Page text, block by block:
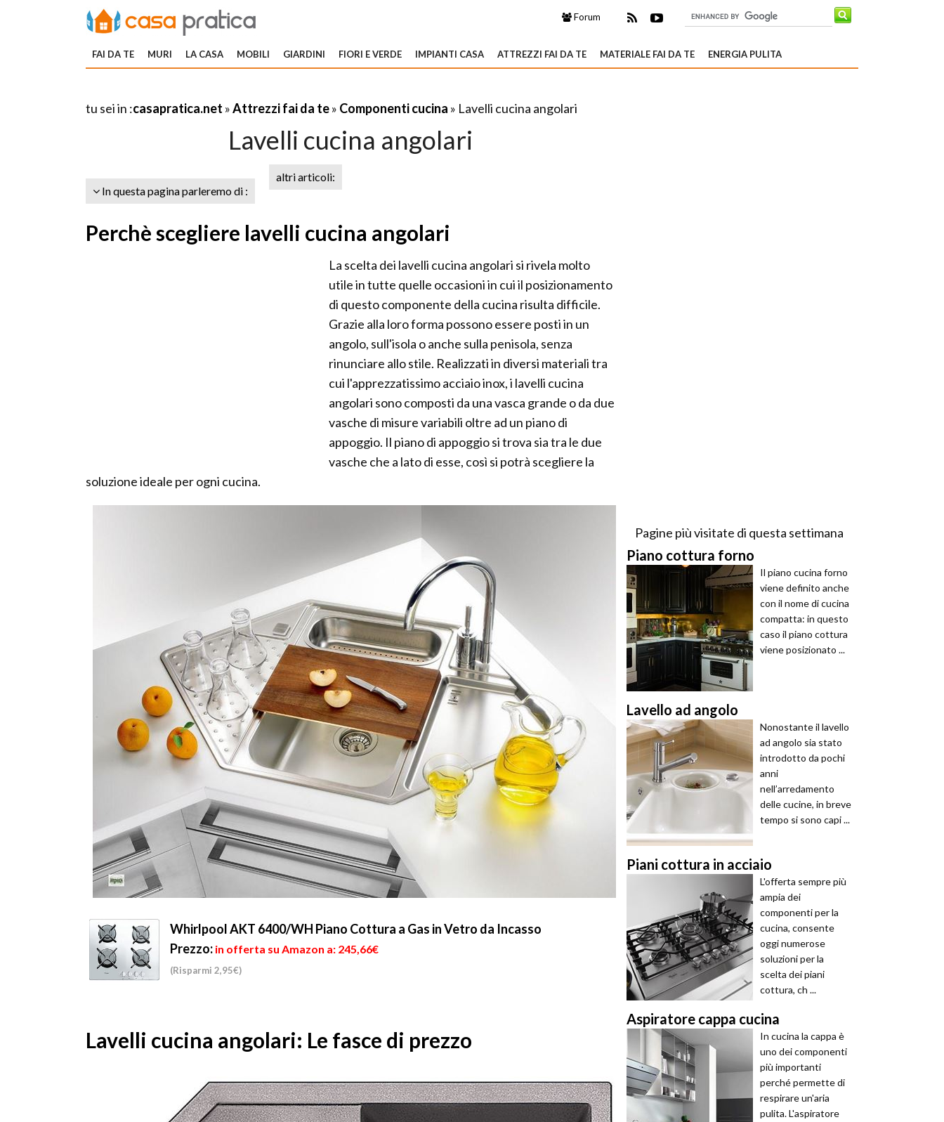
Forum
FAI DA TE MURI LA CASA MOBILI GIARDINI FIORI E VERDE IMPIANTI CASA ATTREZZI FAI DA TE MATERIALE FAI DA TE ENERGIA PULITA
tu sei in :casapratica.net »Attrezzi fai da te» Componenti cucina » Lavelli cucina angolari
Lavelli cucina angolari
In questa pagina parleremo di :
altri articoli:
Perchè scegliere lavelli cucina angolari
La scelta dei lavelli cucina angolari si rivela molto
utile in tutte quelle occasioni in cui il posizionamento
di questo componente della cucina risulta difficile.
Grazie alla loro forma possono essere posti in un
angolo, sull'isola o anche sulla penisola, senza
rinunciare allo stile. Realizzati in diversi materiali tra
cui l'apprezzatissimo acciaio inox, i lavelli cucina
angolari sono composti da una vasca grande o da due
vasche di misure variabili oltre ad un piano di
appoggio. Il piano di appoggio si trova sia tra le due
vasche che a lato di esse, così si potrà scegliere la
soluzione ideale per ogni cucina.
Whirlpool AKT 6400/WH Piano Cottura a Gas in Vetro da Incasso
Prezzo: in offerta su Amazon a: 245,66€
(Risparmi 2,95€)
Lavelli cucina angolari: Le fasce di prezzo
Pagine più visitate di questa settimana
Piano cottura forno
Il piano cucina forno
viene definito anche
con il nome di cucina
compatta: in questo
caso il piano cottura
viene posizionato ...
Lavello ad angolo
Nonostante il lavello
ad angolo sia stato
introdotto da pochi
anni
nell’arredamento
delle cucine, in breve
tempo si sono capi ...
Piani cottura in acciaio
L'offerta sempre più
ampia dei
componenti per la
cucina, consente
oggi numerose
soluzioni per la
scelta dei piani
cottura, ch ...
Aspiratore cappa cucina
In cucina la cappa è
uno dei componenti
più importanti
perché permette di
respirare un'aria
pulita. L'aspiratore